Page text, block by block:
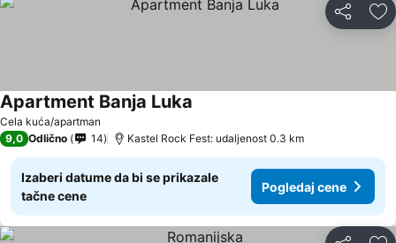
Deli
Cela kuća/apartman
Apartment Banja Luka
9,0 Odlično 14 Kastel Rock Fest: udaljenost 0.3 km
Izaberi datume da bi se prikazale
tačne cene
Pogledaj cene